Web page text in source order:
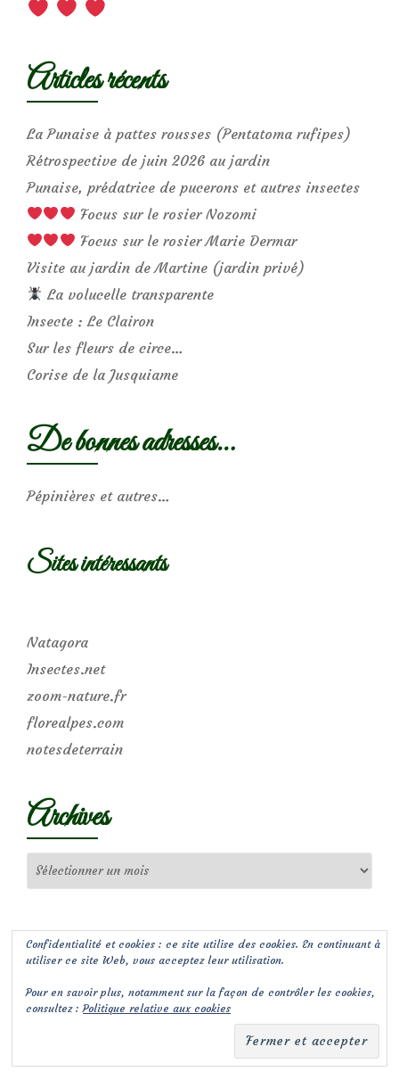
Articles récents
La Punaise à pattes rousses (Pentatoma rufipes)
Rétrospective de juin 2026 au jardin
Punaise, prédatrice de pucerons et autres insectes
Focus sur le rosier Nozomi
Focus sur le rosier Marie Dermar
Visite au jardin de Martine (jardin privé)
La volucelle transparente
Insecte : Le Clairon
Sur les fleurs de circe…
Corise de la Jusquiame
De bonnes adresses…
Pépinières et autres…
Sites intéressants
Natagora
Insectes.net
zoom-nature.fr
florealpes.com
notesdeterrain
Archives
Confidentialité et cookies : ce site utilise des cookies. En continuant à
utiliser ce site Web, vous acceptez leur utilisation.
Pour en savoir plus, notamment sur la façon de contrôler les cookies,
consultez :Politique relative aux cookies